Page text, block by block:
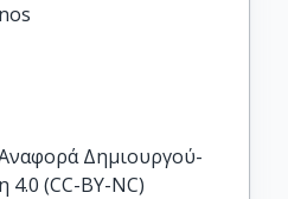
Δημιουργού-
(CC-BY-NC)